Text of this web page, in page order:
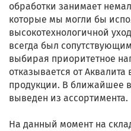
обработки занимает
которые мы могли бы
высокотехнологичной
всегда был
выбирая приоритетное
отказывается от Аквалита
продукции. В ближайшее
выведен из ассортимента.
На данный момент на